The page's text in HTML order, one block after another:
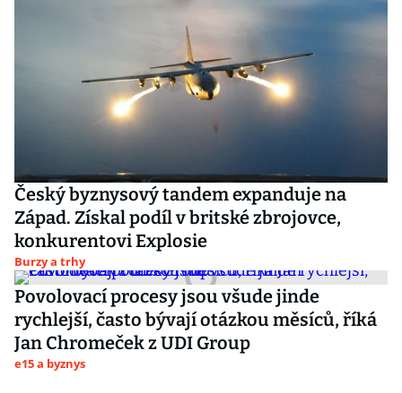
Český byznysový tandem expanduje na
Západ. Získal podíl v britské zbrojovce,
konkurentovi Explosie
Burzy a trhy
Povolovací procesy jsou všude jinde
rychlejší, často bývají otázkou měsíců, říká
Jan Chromeček z UDI Group
e15 a byznys